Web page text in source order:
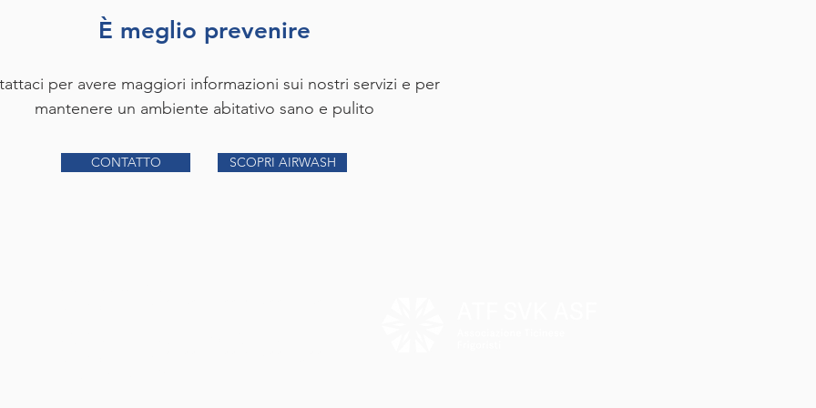
È meglio prevenire
per avere maggiori informazioni sui nostri servizi e per
mantenere un ambiente abitativo sano e pulito
CONTATTO SCOPRI AIRWASH